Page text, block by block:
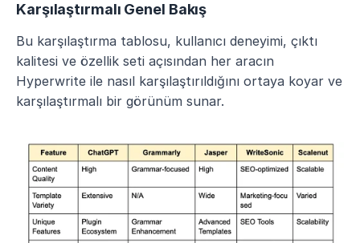
Karşılaştırmalı Genel Bakış
Bu karşılaştırma tablosu, kullanıcı deneyimi, çıktı
kalitesi ve özellik seti açısından her aracın
Hyperwrite ile nasıl karşılaştırıldığını ortaya koyar ve
karşılaştırmalı bir görünüm sunar.